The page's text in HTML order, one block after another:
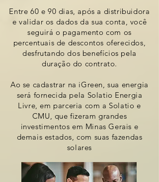
Entre 60 e 90 dias, após a distribuidora
e validar os dados da sua conta, você
seguirá o pagamento com os
percentuais de descontos oferecidos,
desfrutando dos benefícios pela
duração do contrato.
Ao se cadastrar na iGreen, sua energia
será fornecida pela Solatio Energia
Livre, em parceria com a Solatio e
CMU, quefizeram grandes
investimentosem Minas Gerais e
demais estados, com suas fazendas
solares